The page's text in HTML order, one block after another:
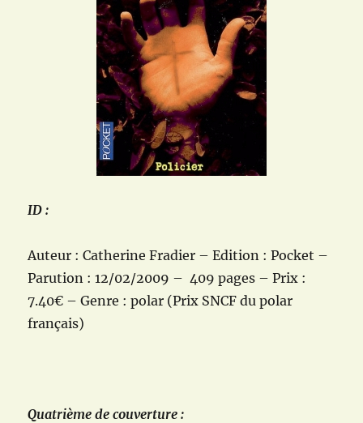
ID :
Auteur : Catherine Fradier – Edition : Pocket –
Parution : 12/02/2009 – 409 pages – Prix :
7.40€ – Genre : polar (Prix SNCF du polar
français)
Quatrième de couverture :